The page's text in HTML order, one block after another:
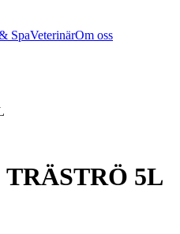
SpaVeterinärOm oss
5L